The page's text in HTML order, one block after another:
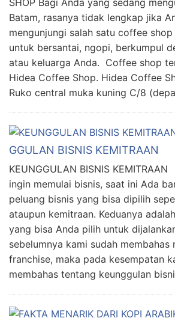
Batam, rasanya tidak lengkap jika
mengunjungi salah satu coffee shop
untuk bersantai, ngopi, berkumpul
atau keluarga Anda. Coffee shop
Hidea Coffee Shop. Hidea Coffee
Ruko central muka kuning C/8
GGULAN BISNIS KEMITRAAN
KEUNGGULAN BISNIS
ingin memulai bisnis, saat ini Ada
peluang bisnis yang bisa dipilih
ataupun kemitraan. Keduanya
yang bisa Anda pilih untuk
sebelumnya kami sudah membahas
franchise, maka pada kesempatan
membahas tentang keunggulan